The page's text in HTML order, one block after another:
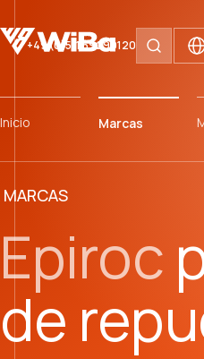
+49 (0)511 59299120 Buscar
Inicio Marcas
MARCAS
Epiroc
de